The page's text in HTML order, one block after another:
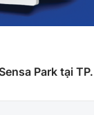
Park tại